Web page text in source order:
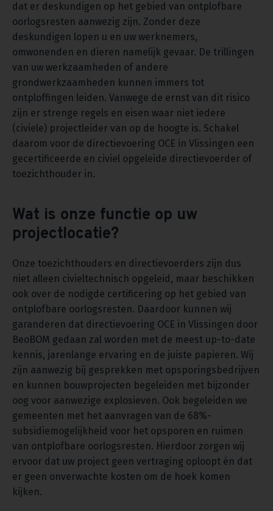
dat er deskundigen op het gebied van ontplofbare
oorlogsresten aanwezig zijn. Zonder deze
deskundigen lopen u en uw werknemers,
omwonenden en dieren namelijk gevaar. De trillingen
van uw werkzaamheden of andere
grondwerkzaamheden kunnen immers tot
ontploffingen leiden. Vanwege de ernst van dit risico
zijn er strenge regels en eisen waar niet iedere
(civiele) projectleider van op de hoogte is. Schakel
daarom voor de directievoering OCE in Vlissingen een
gecertificeerde en civiel opgeleide directievoerder of
toezichthouder in.
Wat is onze functie op uw
projectlocatie?
Onze toezichthouders en directievoerders zijn dus
niet alleen civieltechnisch opgeleid, maar beschikken
ook over de nodigde certificering op het gebied van
ontplofbare oorlogsresten. Daardoor kunnen wij
garanderen dat directievoering OCE in Vlissingen door
BeoBOM gedaan zal worden met de meest up-to-date
kennis, jarenlange ervaring en de juiste papieren. Wij
zijn aanwezig bij gesprekken met opsporingsbedrijven
en kunnen bouwprojecten begeleiden met bijzonder
oog voor aanwezige explosieven. Ook begeleiden we
gemeenten met het aanvragen van de 68%-
subsidiemogelijkheid voor het opsporen en ruimen
van ontplofbare oorlogsresten. Hierdoor zorgen wij
ervoor dat uw project geen vertraging oploopt én dat
er geen onverwachte kosten om de hoek komen
kijken.